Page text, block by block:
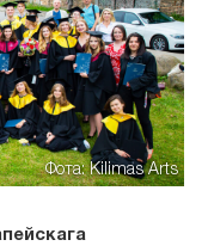
Фота: Kilimas Arts